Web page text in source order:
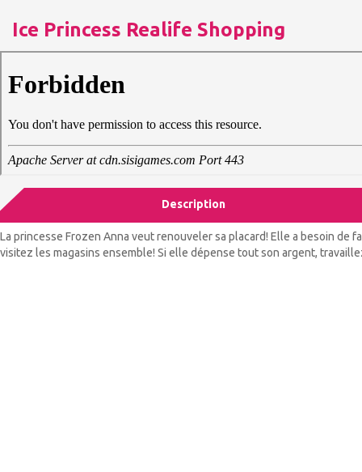
Ice Princess Realife Shopping
Description
La princesse Frozen Anna veut renouveler sa placard! Elle a besoin
visitez les magasins ensemble! Si elle dépense tout son argent,